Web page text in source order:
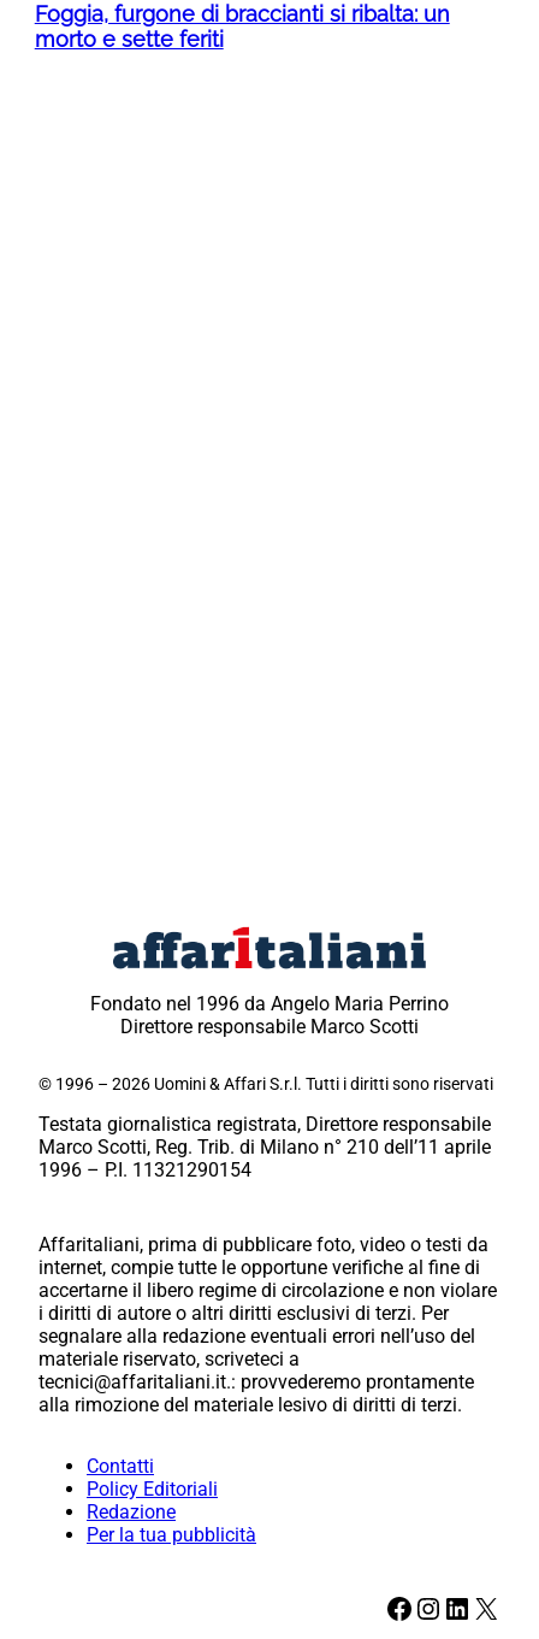
Foggia, furgone di braccianti si ribalta: un
morto e sette feriti
Fondato nel 1996 da Angelo Maria Perrino
Direttore responsabile Marco Scotti
© 1996 – 2026 Uomini & Affari S.r.l. Tutti i diritti sono riservati
Testata giornalistica registrata, Direttore responsabile
Marco Scotti, Reg. Trib. di Milano n° 210 dell’11 aprile
1996 – P.I. 11321290154
Affaritaliani, prima di pubblicare foto, video o testi da
internet, compie tutte le opportune verifiche al fine di
accertarne il libero regime di circolazione e non violare
i diritti di autore o altri diritti esclusivi di terzi. Per
segnalare alla redazione eventuali errori nell’uso del
materiale riservato, scriveteci a
tecnici@affaritaliani.it.: provvederemo prontamente
alla rimozione del materiale lesivo di diritti di terzi.
Contatti
Policy Editoriali
Redazione
Per la tua pubblicità
Facebook Instagram LinkedIn X